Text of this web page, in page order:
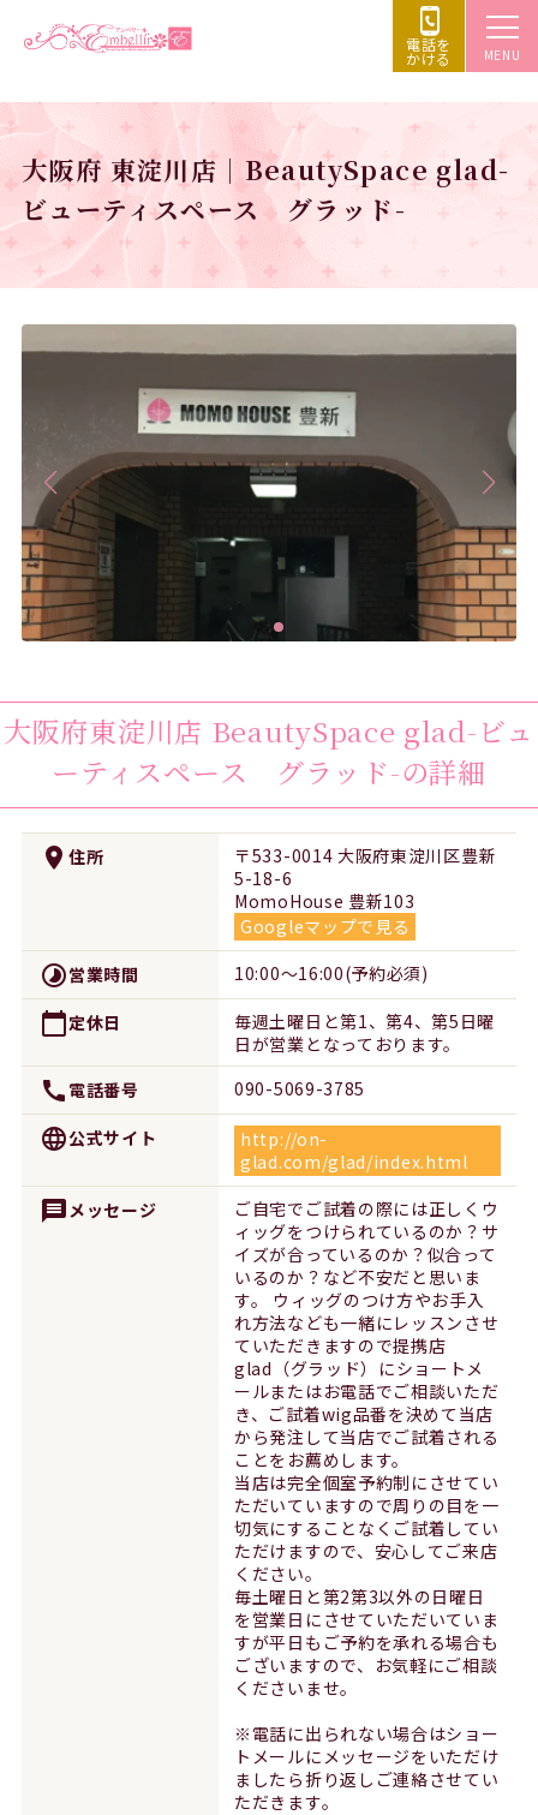
MENU
電話を
かける
大阪府 東淀川店｜BeautySpace glad-
ビューティスペース グラッド-
大阪府東淀川店 BeautySpace glad-ビュ
ーティスペース グラッド-の詳細
place 住所
〒533-0014 大阪府東淀川区豊新
5-18-6
MomoHouse 豊新103
Googleマップで見る
timelapse営業時間 10:00～16:00(予約必須)
calendar_today定休日
毎週土曜日と第1、第4、第5日曜
日が営業となっております。
call 電話番号 090-5069-3785
language公式サイト
http://on-
glad.com/glad/index.html
message メッセージ
ご自宅でご試着の際には正しくウ
ィッグをつけられているのか？サ
イズが合っているのか？似合って
いるのか？など不安だと思いま
す。 ウィッグのつけ方やお手入
れ方法なども一緒にレッスンさせ
ていただきますので提携店
glad（グラッド）にショートメ
ールまたはお電話でご相談いただ
き、ご試着wig品番を決めて当店
から発注して当店でご試着される
ことをお薦めします。
当店は完全個室予約制にさせてい
ただいていますので周りの目を一
切気にすることなくご試着してい
ただけますので、安心してご来店
ください。
毎土曜日と第2第3以外の日曜日
を営業日にさせていただいていま
すが平日もご予約を承れる場合も
ございますので、お気軽にご相談
くださいませ。
※電話に出られない場合はショー
トメールにメッセージをいただけ
ましたら折り返しご連絡させてい
ただきます。